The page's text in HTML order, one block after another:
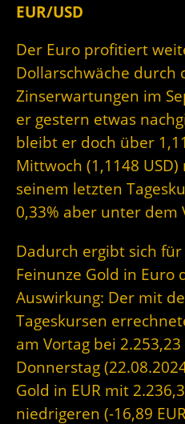
EUR/USD
Der Euro profitiert
Dollarschwäche durch
Zinserwartungen im
er gestern etwas
bleibt er doch über
Mittwoch (1,1148
seinem letzten
0,33% aber unter dem
Dadurch ergibt sich
Feinunze Gold in Euro
Auswirkung: Der mit
Tageskursen
am Vortag bei
Donnerstag
Gold in EUR mit
niedrigeren (-16,89